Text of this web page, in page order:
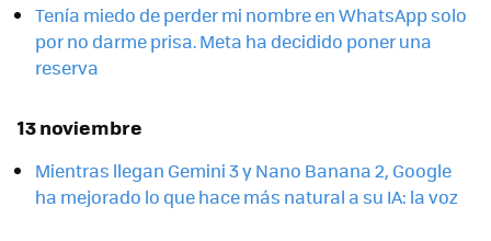
Tenía miedo de perder mi nombre en WhatsApp solo
por no darme prisa. Meta ha decidido poner una
reserva
13 noviembre
Mientras llegan Gemini 3 y Nano Banana 2, Google
ha mejorado lo que hace más natural a su IA: la voz